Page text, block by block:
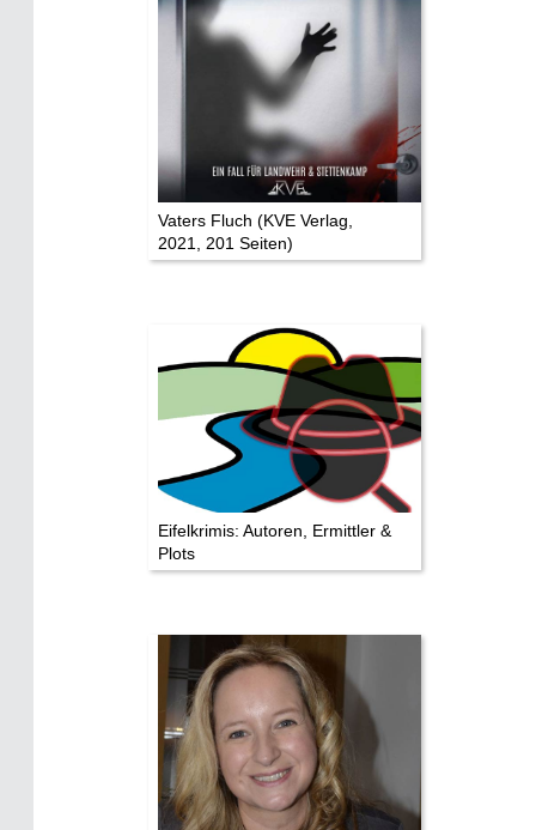
Eifelevents
Eifelkarte:
Drehorte & Tatorte
Eifelkrimi: Keine Gutenachtgeschichte
Die Autoren
Die Stars:
Wer hat wo gedreht?
Impressum
Datenschutz
Vaters Fluch (KVE Verlag,
2021, 201 Seiten)
Eifelkrimis: Autoren, Ermittler &
Plots